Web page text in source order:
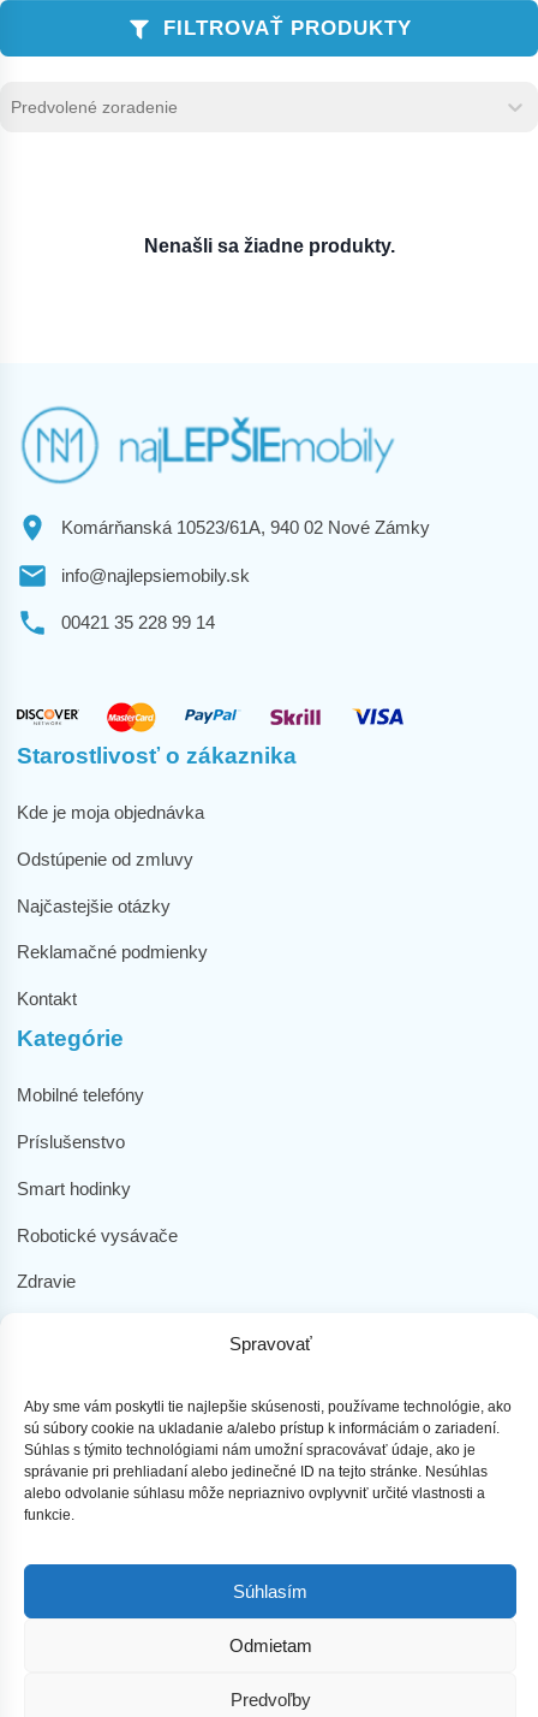
Spravovať
Aby sme vám poskytli tie najlepšie skúsenosti, používame technológie, ako
sú súbory cookie na ukladanie a/alebo prístup k informáciám o zariadení.
Súhlas s týmito technológiami nám umožní spracovávať údaje, ako je
správanie pri prehliadaní alebo jedinečné ID na tejto stránke. Nesúhlas
alebo odvolanie súhlasu môže nepriaznivo ovplyvniť určité vlastnosti a
funkcie.
Súhlasím
Odmietam
Predvoľby
FILTROVAŤ PRODUKTY
Zoradenie produktov
Sort content
Nenašli sa žiadne produkty.
Komárňanská 10523/61A, 940 02 Nové Zámky
info@najlepsiemobily.sk
00421 35 228 99 14
Starostlivosť o zákaznika
Kde je moja objednávka
Odstúpenie od zmluvy
Najčastejšie otázky
Reklamačné podmienky
Kontakt
Kategórie
Mobilné telefóny
Príslušenstvo
Smart hodinky
Robotické vysávače
Zdravie
Dôležité odkazy
Obchodné podmienky
Ochrana osobných údajov
Doprava a platba
Reklamácia tovaru
najLEPŠIEmobily s.r.o. - Všetky práva vyhradené ©2023